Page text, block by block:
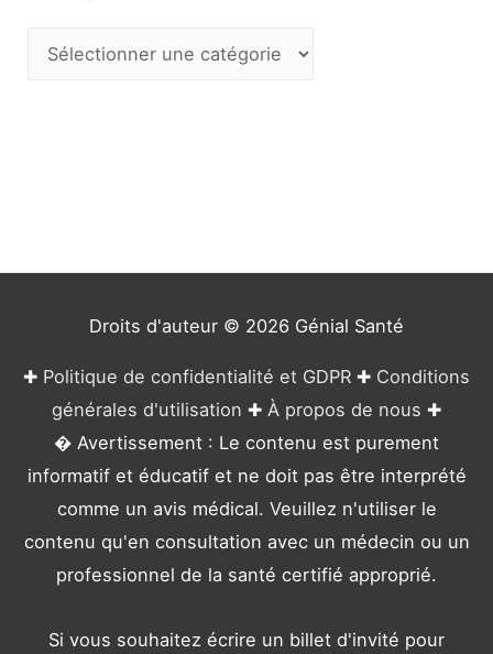
Droits d'auteur © 2026 Génial Santé
✚ Politique de confidentialité et GDPR ✚ Conditions
générales d'utilisation ✚ À propos de nous ✚
� Avertissement : Le contenu est purement
informatif et éducatif et ne doit pas être interprété
comme un avis médical. Veuillez n'utiliser le
contenu qu'en consultation avec un médecin ou un
professionnel de la santé certifié approprié.
Si vous souhaitez écrire un billet d'invité pour